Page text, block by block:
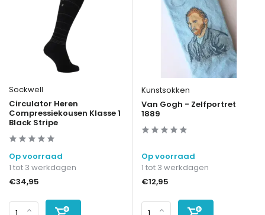
Sockwell
Circulator Heren
Compressiekousen Klasse 1
Black Stripe
Op voorraad
1 tot 3 werkdagen
€34,95
Kunstsokken
Van Gogh - Zelfportret
1889
Op voorraad
1 tot 3 werkdagen
€12,95